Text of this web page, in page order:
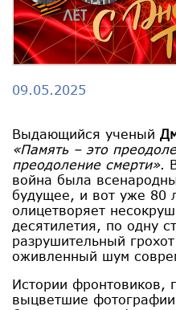
09.05.2025
Выдающийся ученый
«Память – это
преодоление смерти».
война была
будущее, и вот уже 80
олицетворяет
десятилетия, по одну
разрушительный
оживленный шум
Истории фронтовиков,
выцветшие